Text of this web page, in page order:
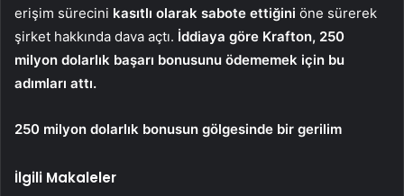
erişim sürecini kasıtlı olarak sabote ettiğini öne sürerek
şirket hakkında dava açtı. İddiaya göre Krafton, 250
milyon dolarlık başarı bonusunu ödememek için bu
adımları attı.
250 milyon dolarlık bonusun gölgesinde bir gerilim
İlgili Makaleler